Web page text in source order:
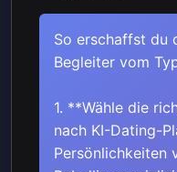
So erschaffst du
Begleiter vom
1. **Wähle die
nach KI-Dating-
Persönlichkeiten